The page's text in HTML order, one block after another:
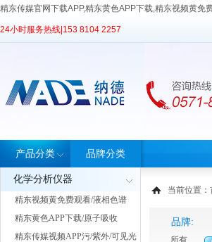
精东传媒官网下载APP,精东黄色APP下载,精东视频黄免
24小时服务热线| 153 8104 2257
产品分类
化学分析仪器
精东视频黄免费观看/液相色谱
精东黄色APP下载/原子吸收
精东传媒视频APP污/紫外/可见光
品牌分类
当前位置：
品牌:
所有